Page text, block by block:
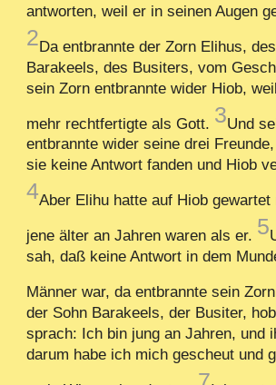
antworten, weil er in seinen Augen
2Da entbrannte der Zorn Elihus,
Barakeels, des Busiters, vom
sein Zorn entbrannte wider Hiob,
mehr rechtfertigte als Gott. 3Und
entbrannte wider seine drei
sie keine Antwort fanden und Hiob
4Aber Elihu hatte auf Hiob
jene älter an Jahren waren als er. 5
sah, daß keine Antwort in dem
Männer war, da entbrannte sein
der Sohn Barakeels, der Busiter,
sprach: Ich bin jung an Jahren, und
darum habe ich mich gescheut und